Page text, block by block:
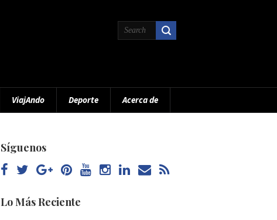
ViajAndo Deporte Acerca de
Síguenos
Lo Más Reciente